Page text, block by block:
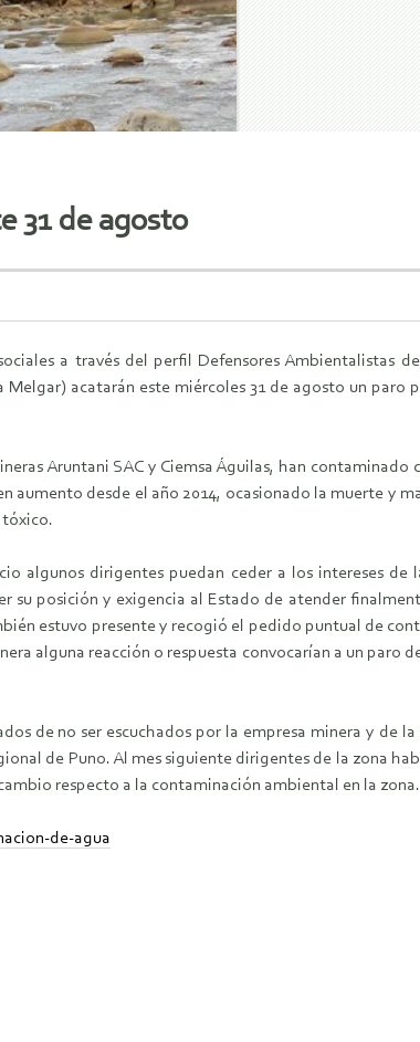
31 de agosto
a través del perfil Defensores Ambientalistas
acatarán este miércoles 31 de agosto un paro
Aruntani SAC y Ciemsa Águilas, han contaminado
aumento desde el año 2014, ocasionado la muerte y
tóxico.
algunos dirigentes puedan ceder a los intereses de
posición y exigencia al Estado de atender
estuvo presente y recogió el pedido puntual de
alguna reacción o respuesta convocarían a un paro
de no ser escuchados por la empresa minera y de
de Puno. Al mes siguiente dirigentes de la zona
respecto a la contaminación ambiental en la zona.
de-agua